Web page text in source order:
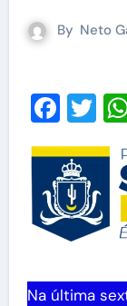
By Neto
Na última sexta-feira (10), o nobre Prefeito